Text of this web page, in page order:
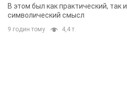
В этом был как практический, так и
символический смысл
9 годин тому 4,4 т.